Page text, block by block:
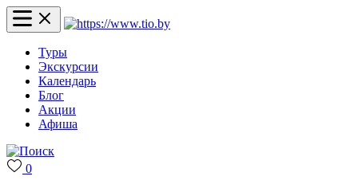
Туры
Экскурсии
Календарь
Блог
Акции
Афиша
0